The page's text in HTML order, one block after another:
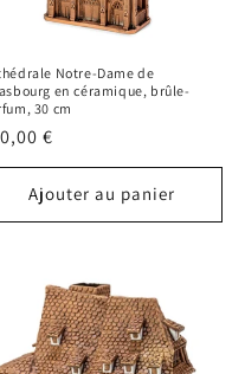
Notre-Dame de
en céramique, brûle-
30 cm
€
Ajouter au panier